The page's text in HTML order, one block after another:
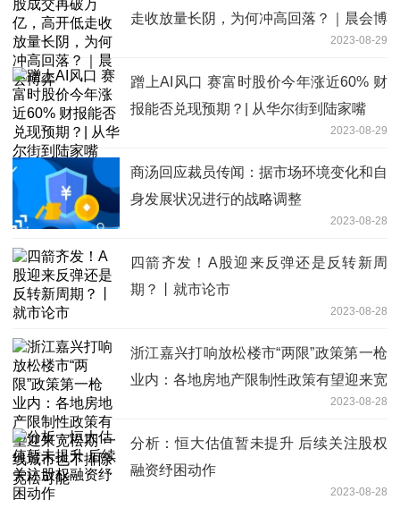
走收放量长阴，为何冲高回落？｜晨会博
2023-08-29
蹭上AI风口 赛富时股价今年涨近60% 财
报能否兑现预期？| 从华尔街到陆家嘴
2023-08-29
商汤回应裁员传闻：据市场环境变化和自
身发展状况进行的战略调整
2023-08-28
四箭齐发！A股迎来反弹还是反转新周
期？丨就市论市
2023-08-28
浙江嘉兴打响放松楼市“两限”政策第一枪
业内：各地房地产限制性政策有望迎来宽
松期 一线城市也不排除宽松可能2023-08-28
分析：恒大估值暂未提升 后续关注股权
融资纾困动作
2023-08-28